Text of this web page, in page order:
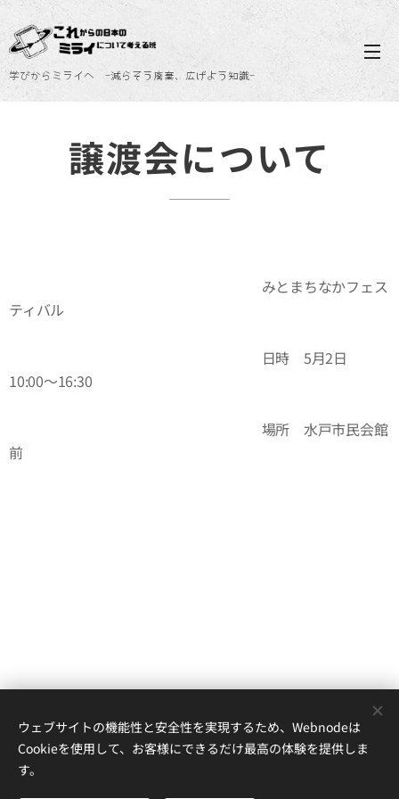
学びからミライへ -減らそう廃棄、広げよう知識-
譲渡会について
みとまちなかフェス
ティバル
日時 5月2日
10:00〜16:30
場所 水戸市民会館
前
ウェブサイトの機能性と安全性を実現するため、Webnodeは
Cookieを使用して、お客様にできるだけ最高の体験を提供しま
す。